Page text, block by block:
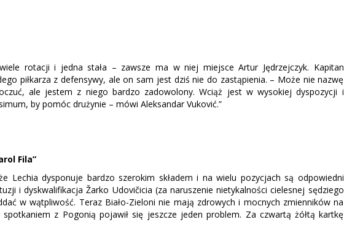
rotacji i jedna stała – zawsze ma w niej miejsce Artur Jędrzejczyk. Kapitan
piłkarza z defensywy, ale on sam jest dziś nie do zastąpienia. – Może nie nazwę
ale jestem z niego bardzo zadowolony. Wciąż jest w wysokiej dyspozycji i
by pomóc drużynie – mówi Aleksandar Vuković.”
Fila”
Lechia dysponuje bardzo szerokim składem i na wielu pozycjach są odpowiedni
i dyskwalifikacja Žarko Udovičicia (za naruszenie nietykalności cielesnej sędziego
w wątpliwość. Teraz Biało-Zieloni nie mają zdrowych i mocnych zmienników na
z Pogonią pojawił się jeszcze jeden problem. Za czwartą żółtą kartkę